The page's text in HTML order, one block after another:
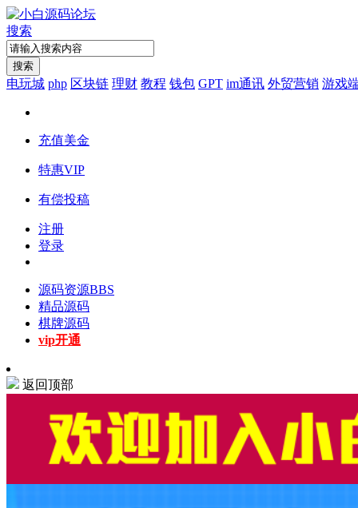
搜索
搜索
电玩城 php 区块链 理财 教程 钱包 GPT im通讯 外贸营销 游戏
充值美金
特惠VIP
有偿投稿
注册
登录
源码资源BBS
精品源码
棋牌源码
vip开通
返回顶部